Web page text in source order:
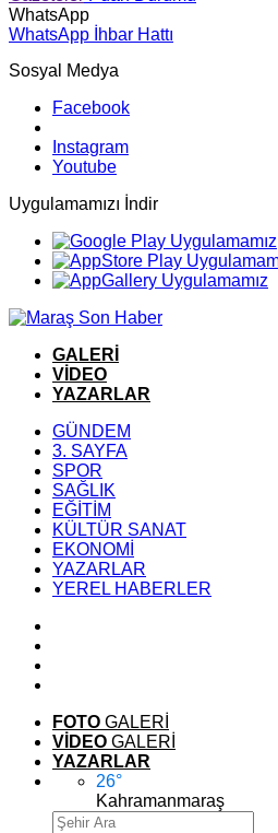
WhatsApp
WhatsApp İhbar Hattı
Sosyal Medya
Facebook
Instagram
Youtube
Uygulamamızı İndir
GALERİ
VİDEO
YAZARLAR
GÜNDEM
3. SAYFA
SPOR
SAĞLIK
EĞİTİM
KÜLTÜR SANAT
EKONOMİ
YAZARLAR
YEREL HABERLER
FOTO GALERİ
VİDEO GALERİ
YAZARLAR
26°
Kahramanmaraş